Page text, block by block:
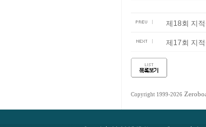
제18회 지
제17회 지
Copyright 1999-2026